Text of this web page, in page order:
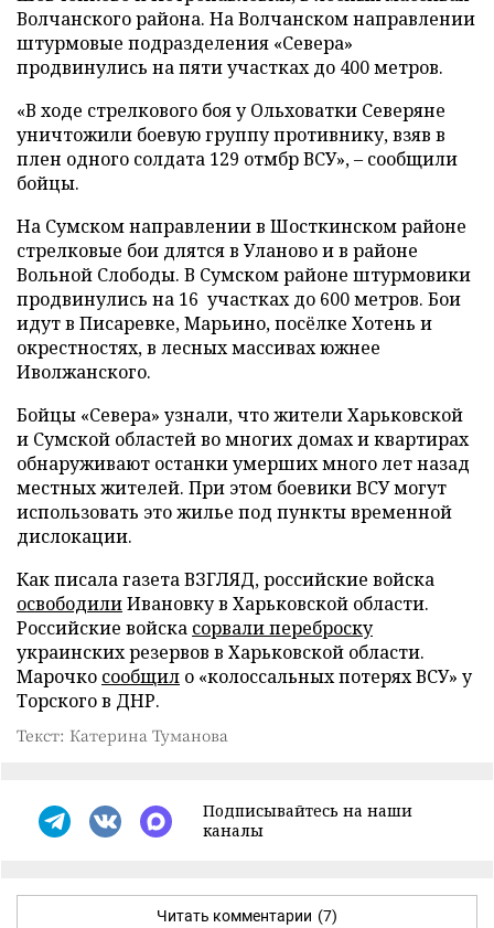
Волчанского района. На Волчанском направлении
штурмовые подразделения «Севера»
продвинулись на пяти участках до 400 метров.
«В ходе стрелкового боя у Ольховатки Северяне
уничтожили боевую группу противнику, взяв в
плен одного солдата 129 отмбр ВСУ», – сообщили
бойцы.
На Сумском направлении в Шосткинском районе
стрелковые бои длятся в Уланово и в районе
Вольной Слободы. В Сумском районе штурмовики
продвинулись на 16 участках до 600 метров. Бои
идут в Писаревке, Марьино, посёлке Хотень и
окрестностях, в лесных массивах южнее
Иволжанского.
Бойцы «Севера» узнали, что жители Харьковской
и Сумской областей во многих домах и квартирах
обнаруживают останки умерших много лет назад
местных жителей. При этом боевики ВСУ могут
использовать это жилье под пункты временной
дислокации.
Как писала газета ВЗГЛЯД, российские войска
освободилиИвановку в Харьковской области.
Российские войска сорвали переброску
украинских резервов в Харьковской области.
Марочко сообщил о «колоссальных потерях ВСУ» у
Торского в ДНР.
Текст: Катерина Туманова
Подписывайтесь на наши
каналы
Читать комментарии (7)